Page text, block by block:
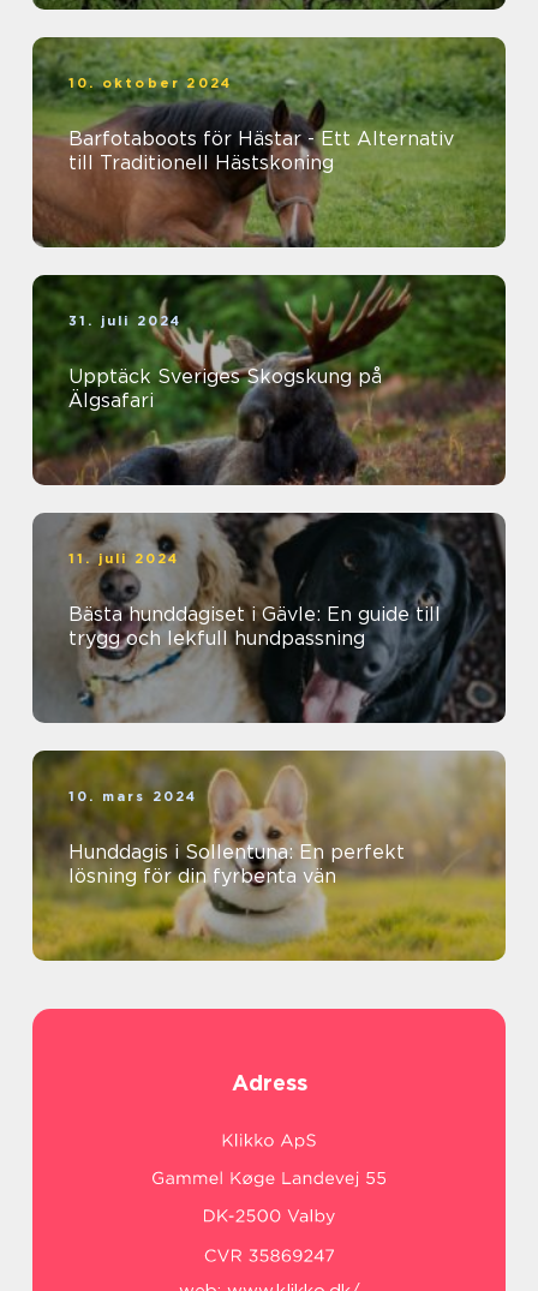
10. oktober 2024
Barfotaboots för Hästar - Ett Alternativ
till Traditionell Hästskoning
31. juli 2024
Upptäck Sveriges Skogskung på
Älgsafari
11. juli 2024
Bästa hunddagiset i Gävle: En guide till
trygg och lekfull hundpassning
10. mars 2024
Hunddagis i Sollentuna: En perfekt
lösning för din fyrbenta vän
Adress